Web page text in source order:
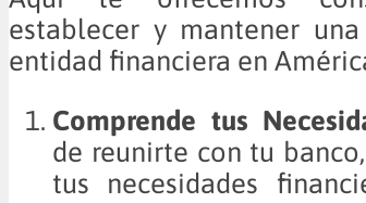
establecer y mantener
entidad financiera en
Comprende tus
de reunirte con tu
tus necesidades